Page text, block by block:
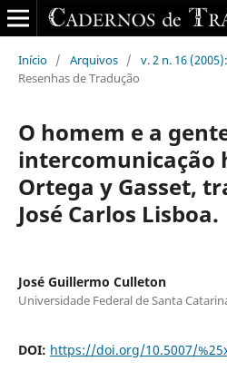
Início / Arquivos / v. 2 n. 16
Resenhas de Tradução
O homem e a
intercomunicação
Ortega y Gasset,
José Carlos Lisboa.
José Guillermo Culleton
Universidade Federal de Santa
DOI: https://doi.org/10.5007/